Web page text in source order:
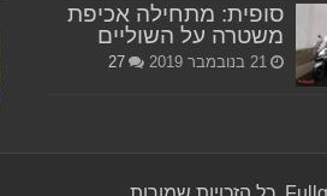
סופית: מתחילה אכיפת
משטרה על השוליים
21 בנובמבר 2019 27